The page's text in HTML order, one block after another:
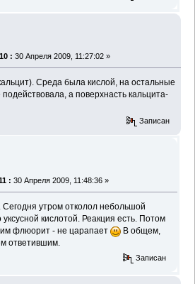
: 30 Апреля 2009, 11:27:02 »
Среда была кислой, на остальные
а поверхнасть кальцита-
Записан
: 30 Апреля 2009, 11:48:36 »
утром отколол небольшой
уксусной кислотой. Реакция есть. Потом
флюорит - не царапает
В общем,
ответившим.
Записан